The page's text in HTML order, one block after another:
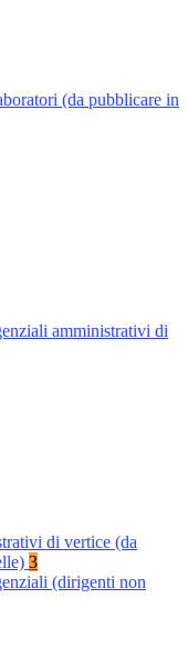
(da pubblicare in
amministrativi di
di vertice (da
3
(dirigenti non